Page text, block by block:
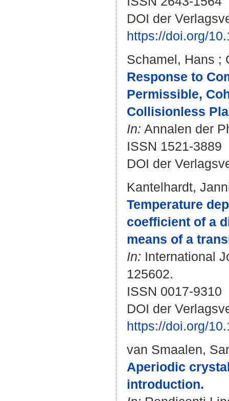
DOI der
https://doi.org/
Schamel, Hans ;
Response to
Permissible,
Collisionless
In: Annalen der
ISSN 1521-3889
DOI der
Kantelhardt,
Temperature
coefficient of a
means of a
In: International
125602.
ISSN 0017-9310
DOI der
https://doi.org/
van Smaalen,
Aperiodic
introduction.